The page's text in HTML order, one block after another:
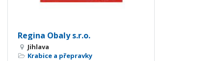
Regina Obaly s.r.o.
Jihlava
Krabice a přepravky